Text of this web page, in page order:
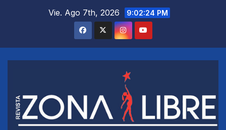
Vie. Ago 7th, 2026 9:02:25 PM